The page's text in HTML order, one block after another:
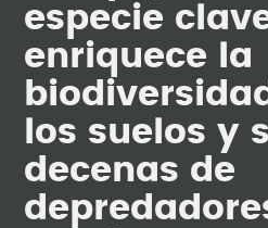
especie
enriquece la
los suelos y
decenas de